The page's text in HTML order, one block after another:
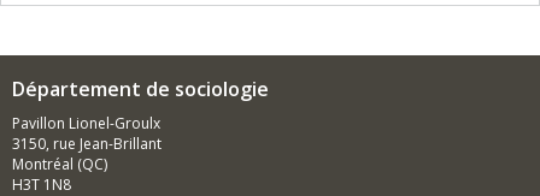
Département de sociologie
Pavillon Lionel-Groulx
3150, rue Jean-Brillant
Montréal (QC)
H3T 1N8